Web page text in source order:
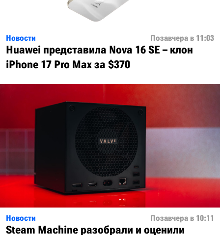
Новости Позавчера в 11:03
Huawei представила Nova 16 SE – клон
iPhone 17 Pro Max за $370
Новости Позавчера в 10:11
Steam Machine разобрали и оценили